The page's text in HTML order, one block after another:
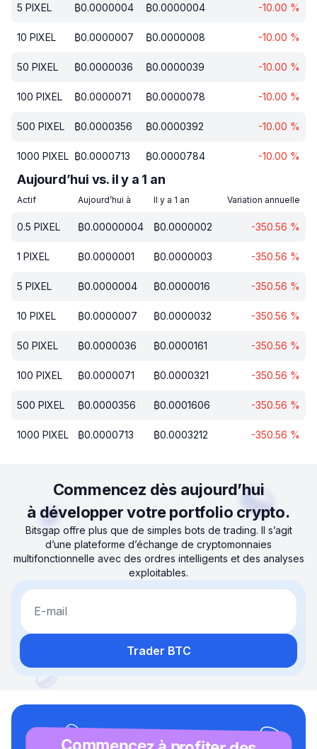
5 PIXEL ₿0.0000004 ₿0.0000004 -10.00 %
10 PIXEL ₿0.0000007 ₿0.0000008 -10.00 %
50 PIXEL ₿0.0000036 ₿0.0000039 -10.00 %
100 PIXEL ₿0.0000071 ₿0.0000078 -10.00 %
500 PIXEL ₿0.0000356 ₿0.0000392 -10.00 %
1000 PIXEL ₿0.0000713 ₿0.0000784 -10.00 %
Aujourd’hui vs. il y a 1 an
Actif Aujourd’hui à Il y a 1 an Variation annuelle
0.5 PIXEL ₿0.00000004 ₿0.0000002 -350.56 %
1 PIXEL ₿0.0000001 ₿0.0000003 -350.56 %
5 PIXEL ₿0.0000004 ₿0.0000016 -350.56 %
10 PIXEL ₿0.0000007 ₿0.0000032 -350.56 %
50 PIXEL ₿0.0000036 ₿0.0000161 -350.56 %
100 PIXEL ₿0.0000071 ₿0.0000321 -350.56 %
500 PIXEL ₿0.0000356 ₿0.0001606 -350.56 %
1000 PIXEL ₿0.0000713 ₿0.0003212 -350.56 %
Commencez dès aujourd’hui
à développer votre portfolio crypto.
Bitsgap offre plus que de simples bots de trading. Il s’agit
d’une plateforme d’échange de cryptomonnaies
multifonctionnelle avec des ordres intelligents et des analyses
exploitables.
E-mail
Trader BTC